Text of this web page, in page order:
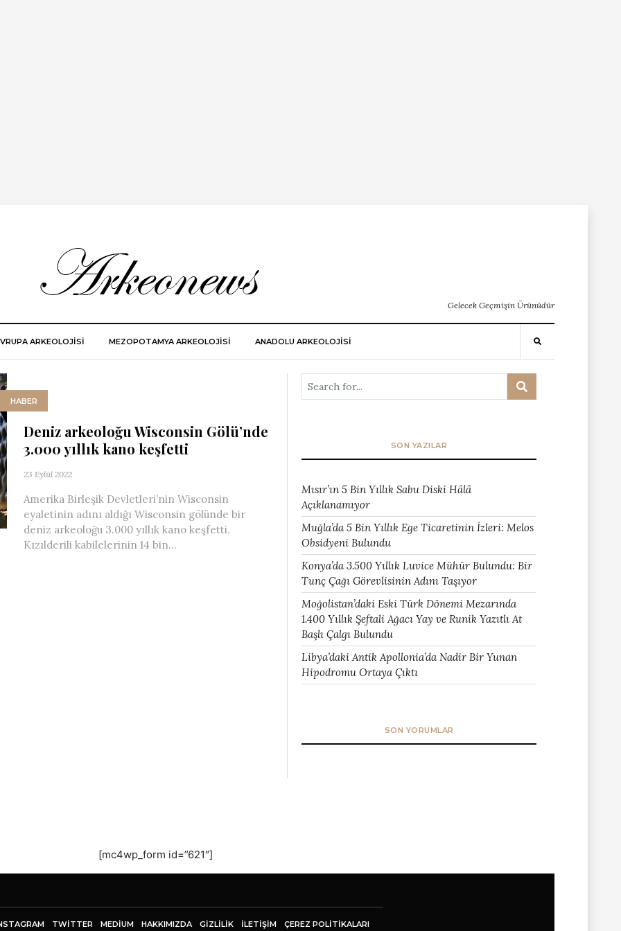
Gelecek Geçmişin Ürünüdür
ARKEOLOJISI MEZOPOTAMYA ARKEOLOJISI ANADOLU ARKEOLOJİSİ
HABER
Deniz arkeoloğu Wisconsin Gölü’nde
3.000 yıllık kano keşfetti
23 Eylül 2022
Amerika Birleşik Devletleri’nin Wisconsin
eyaletinin adını aldığı Wisconsin gölünde bir
deniz arkeoloğu 3.000 yıllık kano keşfetti.
Kızılderili kabilelerinin 14 bin...
SON YAZILAR
Mısır’ın 5 Bin Yıllık Sabu Diski Hâlâ
Açıklanamıyor
Muğla’da 5 Bin Yıllık Ege Ticaretinin İzleri: Melos
Obsidyeni Bulundu
Konya’da 3.500 Yıllık Luvice Mühür Bulundu: Bir
Tunç Çağı Görevlisinin Adını Taşıyor
Moğolistan’daki Eski Türk Dönemi Mezarında
1.400 Yıllık Şeftali Ağacı Yay ve Runik Yazıtlı At
Başlı Çalgı Bulundu
Libya’daki Antik Apollonia’da Nadir Bir Yunan
Hipodromu Ortaya Çıktı
SON YORUMLAR
[mc4wp_form id=”621″]
TWITTER MEDIUM HAKKIMIZDA GİZLİLİK İLETIŞIM ÇEREZ POLITIKALARI